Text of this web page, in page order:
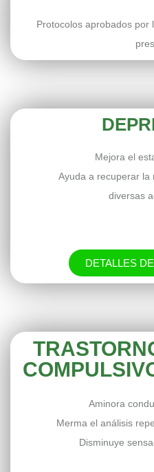
Protocolos aprobados por
Mejora el
Ayuda a recuperar la
diversas
DETALLES
Aminora
Merma el análisis
Disminuye